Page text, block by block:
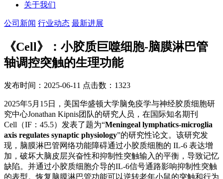
关于我们
公司新闻 行业动态 最新进展
《Cell》：小胶质巨噬细胞-脑膜淋巴管
轴调控突触的生理功能
发布时间：2025-06-11 点击数：1323
2025年5月15日，美国华盛顿大学脑免疫学与神经胶质细胞研
究中心Jonathan Kipnis团队的研究人员，在国际知名期刊
Cell（IF：45.5）发表了题为“Meningeal lymphatics-microglia
axis regulates synaptic physiology”的研究性论文。该研究发
现，脑膜淋巴管网络功能障碍通过小胶质细胞的 IL-6 表达增
加，破坏大脑皮层兴奋性和抑制性突触输入的平衡，导致记忆
缺陷。并通过小胶质细胞介导的IL-6信号通路影响抑制性突触
的表型。恢复脑膜淋巴管功能可以逆转老年小鼠的突触和行为